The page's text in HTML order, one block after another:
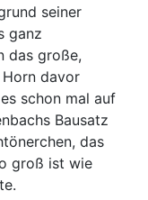
seiner
ganz
das große,
davor
schon mal auf
Bausatz
das
groß ist wie